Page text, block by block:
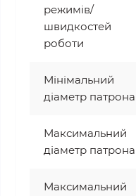
режимів/
швидкостей
роботи
Мінімальний
діаметр патрона
Максимальний
діаметр патрона
Максимальний